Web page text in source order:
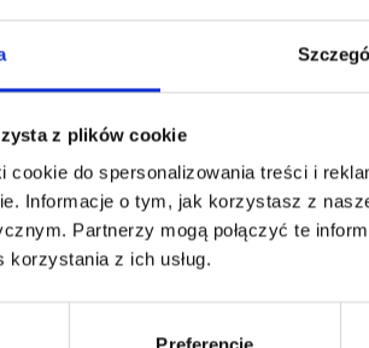
z plików cookie
cookie do spersonalizowania treści i
Informacje o tym, jak korzystasz z
Partnerzy mogą połączyć te
korzystania z ich usług.